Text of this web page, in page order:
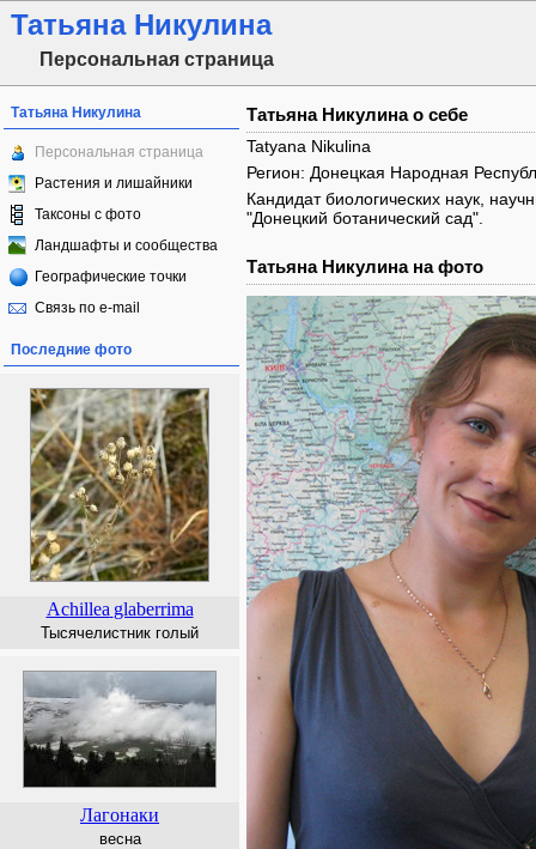
Татьяна Никулина
Персональная страница
Татьяна Никулина
Персональная страница
Растения и лишайники
Таксоны с фото
Ландшафты и сообщества
Географические точки
Связь по e-mail
Последние фото
Achillea glaberrima
Тысячелистник голый
Лагонаки
весна
Татьяна Никулина о себе
Tatyana Nikulina
Регион: Донецкая Народная
Кандидат биологических наук,
"Донецкий ботанический сад".
Татьяна Никулина на фото